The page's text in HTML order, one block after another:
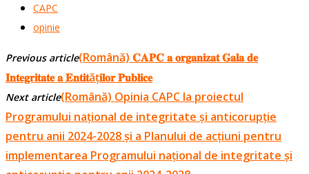
CAPC
opinie
Previous article(Română) 𝐂𝐀𝐏𝐂 𝐚 𝐨𝐫𝐠𝐚𝐧𝐢𝐳𝐚𝐭 𝐆𝐚𝐥𝐚 𝐝𝐞
𝐈𝐧𝐭𝐞𝐠𝐫𝐢𝐭𝐚𝐭𝐞 𝐚 𝐄𝐧𝐭𝐢𝐭ăț𝐢𝐥𝐨𝐫 𝐏𝐮𝐛𝐥𝐢𝐜𝐞
Next article(Română) Opinia CAPC la proiectul
Programului național de integritate și anticorupție
pentru anii 2024-2028 și a Planului de acțiuni pentru
implementarea Programului național de integritate și